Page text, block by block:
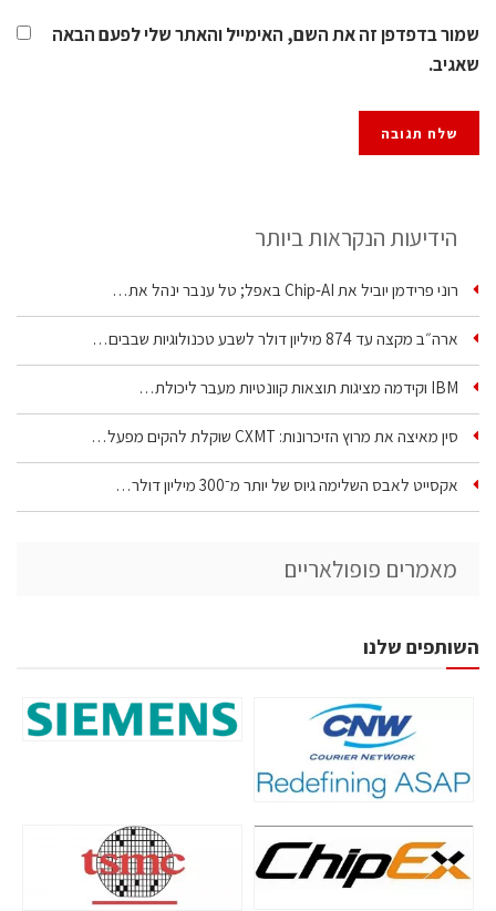
שמור בדפדפן זה את השם, האימייל והאתר שלי לפעם הבאה
שאגיב.
הידיעות הנקראות ביותר
רוני פרידמן יוביל את Chip‑AI באפל; טל ענבר ינהל את…
ארה״ב מקצה עד 874 מיליון דולר לשבע טכנולוגיות שבבים…
IBM וקידמה מציגות תוצאות קוונטיות מעבר ליכולת…
סין מאיצה את מרוץ הזיכרונות: CXMT שוקלת להקים מפעל…
אקסייט לאבס השלימה גיוס של יותר מ־300 מיליון דולר…
מאמרים פופולאריים
השותפים שלנו